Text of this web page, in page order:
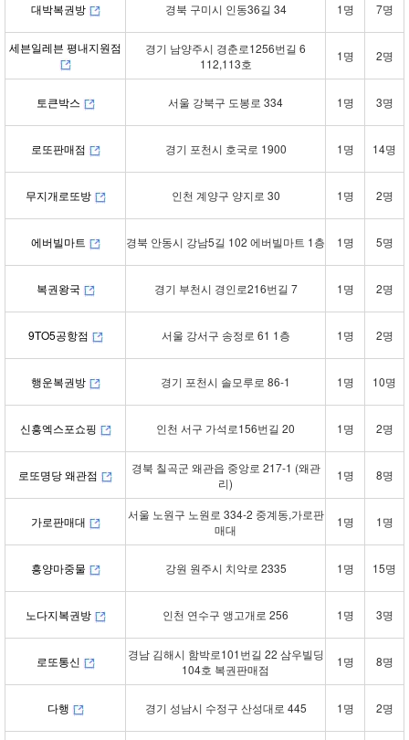
대박복권방 경북 구미시 인동36길 34 1명 7명
세븐일레븐 평내지원점
경기 남양주시 경춘로1256번길 6
112,113호
1명 2명
토큰박스 서울 강북구 도봉로 334 1명 3명
로또판매점 경기 포천시 호국로 1900 1명 14명
무지개로또방 인천 계양구 양지로 30 1명 2명
에버빌마트 경북 안동시 강남5길 102 에버빌마트 1층 1명 5명
복권왕국 경기 부천시 경인로216번길 7 1명 2명
9TO5공항점 서울 강서구 송정로 61 1층 1명 2명
행운복권방 경기 포천시 솔모루로 86-1 1명 10명
신흥엑스포쇼핑 인천 서구 가석로156번길 20 1명 2명
로또명당 왜관점
경북 칠곡군 왜관읍 중앙로 217-1 (왜관
리)
1명 8명
가로판매대
서울 노원구 노원로 334-2 중계동,가로판
매대
1명 1명
흥양마중물 강원 원주시 치악로 2335 1명 15명
노다지복권방 인천 연수구 앵고개로 256 1명 3명
로또통신
경남 김해시 함박로101번길 22 삼우빌딩
104호 복권판매점
1명 8명
다행 경기 성남시 수정구 산성대로 445 1명 2명